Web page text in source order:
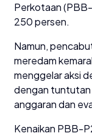
Perkotaan
250 persen.
Namun,
meredam
menggelar aksi
dengan tuntutan
anggaran dan
Kenaikan PBB-